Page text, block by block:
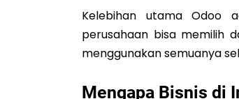
Kelebihan utama Odoo
perusahaan bisa memilih
menggunakan semuanya
Mengapa Bisnis di